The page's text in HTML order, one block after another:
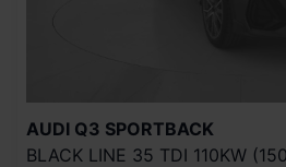
AUDI Q3 SPORTBACK
BLACK LINE 35 TDI 110KW